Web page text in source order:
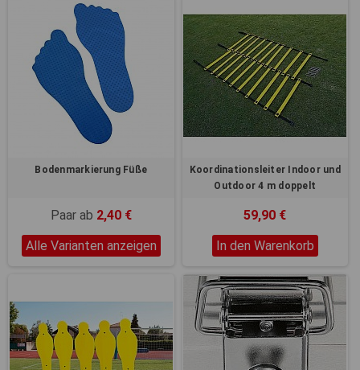
Bodenmarkierung Füße
Paar ab 2,40 €
Alle Varianten anzeigen
Koordinationsleiter Indoor und
Outdoor 4 m doppelt
59,90 €
In den Warenkorb